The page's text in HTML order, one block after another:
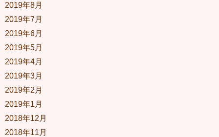
2019年8月
2019年7月
2019年6月
2019年5月
2019年4月
2019年3月
2019年2月
2019年1月
2018年12月
2018年11月